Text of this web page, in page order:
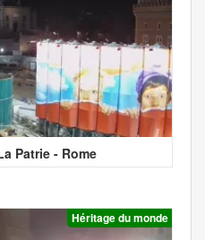
Patrie - Rome
Héritage du monde